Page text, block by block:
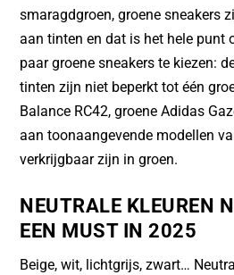
smaragdgroen, groene sneakers
aan tinten en dat is het hele punt
paar groene sneakers te kiezen:
tinten zijn niet beperkt tot één
Balance RC42, groene Adidas
aan toonaangevende modellen
verkrijgbaar zijn in groen.
NEUTRALE KLEUREN
EEN MUST IN 2025
Beige, wit, lichtgrijs, zwart…